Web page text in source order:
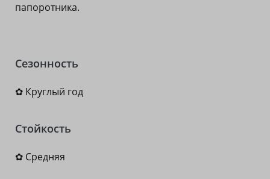
папоротника.
Сезонность
✿ Круглый год
Стойкость
✿ Средняя